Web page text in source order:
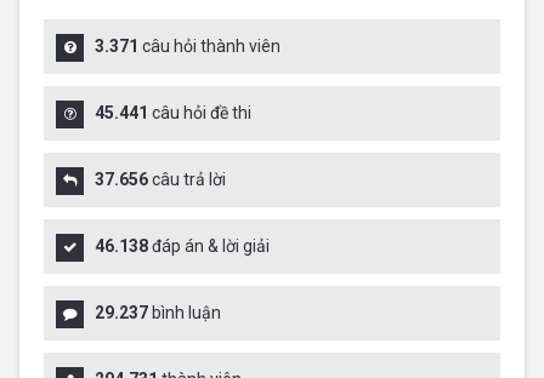
3.371 câu hỏi thành viên
45.441 câu hỏi đề thi
37.656câu trả lời
46.138đáp án & lời giải
29.237 bình luận